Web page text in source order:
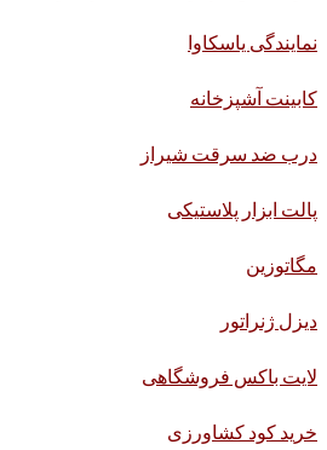
نمایندگی یاسکاوا
کابینت آشپزخانه
درب ضد سرقت شیراز
پالت ابزار پلاستیکی
مگاتوزین
دیزل ژنراتور
لایت باکس فروشگاهی
خرید کود کشاورزی